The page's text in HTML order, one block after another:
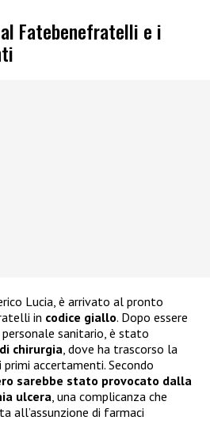
Fatebenefratelli e i
Lucia, è arrivato al pronto
in codice giallo. Dopo essere
sanitario, è stato
chirurgia , dove ha trascorso la
accertamenti. Secondo
sarebbe stato provocato dalla
ulcera , una complicanza che
all’assunzione di farmaci